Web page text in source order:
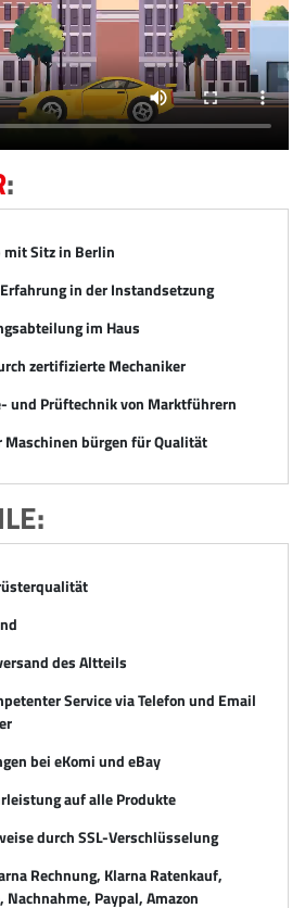
:
mit Sitz in Berlin
in der Instandsetzung
im Haus
zertifizierte Mechaniker
und Prüftechnik von Marktführern
Maschinen bürgen für Qualität
des Altteils
Service via Telefon und Email
bei eKomi und eBay
auf alle Produkte
durch SSL-Verschlüsselung
Rechnung, Klarna Ratenkauf,
Paypal, Amazon